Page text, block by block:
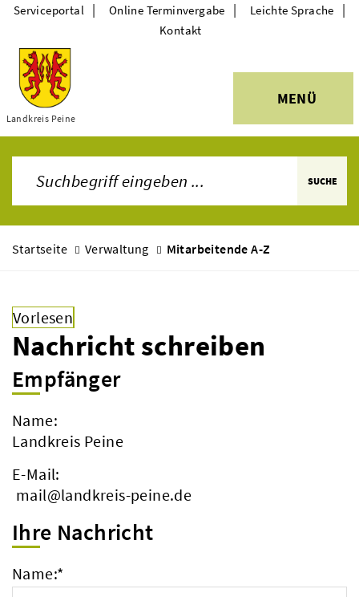
Themen
Landkreis Peine
MENÜ
Serviceportal | Online Terminvergabe | Leichte Sprache |
Kontakt
SUCHE
Startseite Verwaltung Mitarbeitende A-Z
Vorlesen
Nachricht schreiben
Empfänger
Name:
Landkreis Peine
E-Mail:
mail@landkreis-peine.de
Ihre Nachricht
Name:*